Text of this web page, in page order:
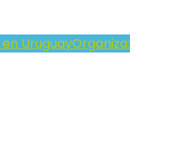
UruguayOrganiza: